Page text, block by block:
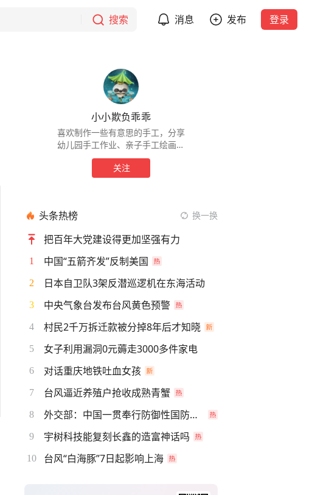
搜索 消息 发布 登录
小小欺负乖乖
喜欢制作一些有意思的手工，分享
幼儿园手工作业、亲子手工绘画，
分享童年好玩的手工，感谢你的关
注
关注
头条热榜 换一换
把百年大党建设得更加坚强有力
1 中国“五箭齐发”反制美国
2 日本自卫队3架反潜巡逻机在东海活动
3 中央气象台发布台风黄色预警
4 村民2千万拆迁款被分掉8年后才知晓
5 女子利用漏洞0元薅走3000多件家电
6 对话重庆地铁吐血女孩
7 台风逼近养殖户抢收成熟青蟹
8 外交部：中国一贯奉行防御性国防政策
9 宇树科技能复刻长鑫的造富神话吗
10 台风“白海豚”7日起影响上海